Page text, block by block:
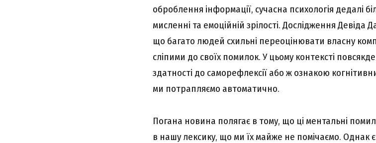
оброблення інформації, сучасна психологія дедалі
мисленні та емоційній зрілості. Дослідження Девіда
що багато людей схильні переоцінювати власну
сліпими до своїх помилок. У цьому контексті
здатності до саморефлексії або ж ознакою
ми потрапляємо автоматично.
Погана новина полягає в тому, що ці ментальні
в нашу лексику, що ми їх майже не помічаємо. Однак